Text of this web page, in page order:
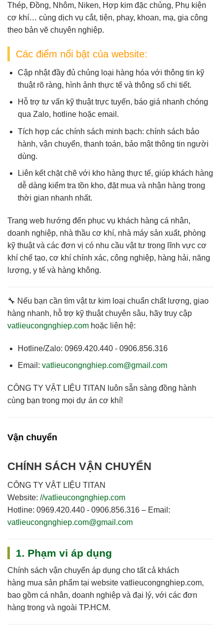
Thép, Đồng, Nhôm, Niken, Hợp kim đặc chủng, Phụ kiện
cơ khí… cùng dịch vụ cắt, tiện, phay, khoan, mạ, gia công
theo bản vẽ chuyên nghiệp.
Các điểm nổi bật của website:
Cập nhật đầy đủ chủng loại hàng hóa với thông tin kỹ
thuật rõ ràng, hình ảnh thực tế và thông số chi tiết.
Hỗ trợ tư vấn kỹ thuật trực tuyến, báo giá nhanh chóng
qua Zalo, hotline hoặc email.
Tích hợp các chính sách minh bạch: chính sách bảo
hành, vận chuyển, thanh toán, bảo mật thông tin người
dùng.
Liên kết chặt chẽ với kho hàng thực tế, giúp khách hàng
dễ dàng kiểm tra tồn kho, đặt mua và nhận hàng trong
thời gian nhanh nhất.
Trang web hướng đến phục vụ khách hàng cá nhân,
doanh nghiệp, nhà thầu cơ khí, nhà máy sản xuất, phòng
kỹ thuật và các đơn vị có nhu cầu vật tư trong lĩnh vực cơ
khí chế tạo, cơ khí chính xác, công nghiệp, hàng hải, năng
lượng, y tế và hàng không.
🔧 Nếu bạn cần tìm vật tư kim loại chuẩn chất lượng, giao
hàng nhanh, hỗ trợ kỹ thuật chuyên sâu, hãy truy cập
vatlieucongnghiep.com hoặc liên hệ:
Hotline/Zalo: 0969.420.440 - 0906.856.316
Email: vatlieucongnghiep.com@gmail.com
CÔNG TY VẬT LIỆU TITAN
luôn sẵn sàng đồng hành
cùng bạn trong mọi dự án cơ khí!
Vận chuyển
CHÍNH SÁCH VẬN CHUYỂN
CÔNG TY VẬT LIỆU TITAN
Website: //vatlieucongnghiep.com
Hotline: 0969.420.440 - 0906.856.316 – Email:
vatlieucongnghiep.com@gmail.com
1. Phạm vi áp dụng
Chính sách vận chuyển áp dụng cho tất cả khách
hàng mua sản phẩm tại website vatlieucongnghiep.com,
bao gồm cá nhân, doanh nghiệp và đại lý, với các đơn
hàng trong và ngoài TP.HCM.